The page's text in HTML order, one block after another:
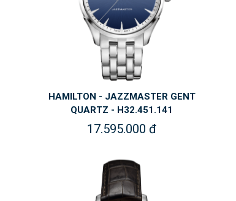
HAMILTON - JAZZMASTER GENT
QUARTZ - H32.451.141
17.595.000 đ